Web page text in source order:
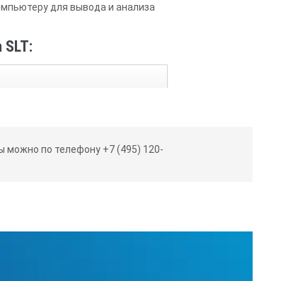
для вывода и анализа
можно по телефону +7 (495) 120-